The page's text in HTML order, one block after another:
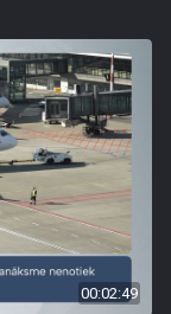
00:02:49